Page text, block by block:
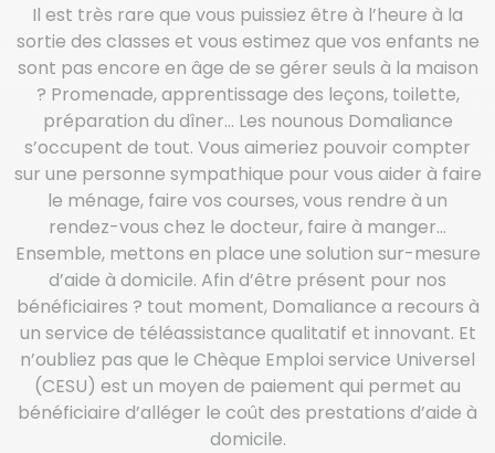
Il est très rare que vous puissiez être à l’heure à la
sortie des classes et vous estimez que vos enfants ne
sont pas encore en âge de se gérer seuls à la maison
? Promenade, apprentissage des leçons, toilette,
préparation du dîner… Les nounous Domaliance
s’occupent de tout. Vous aimeriez pouvoir compter
sur une personne sympathique pour vous aider à faire
le ménage, faire vos courses, vous rendre à un
rendez-vous chez le docteur, faire à manger…
Ensemble, mettons en place une solution sur-mesure
d’aide à domicile. Afin d’être présent pour nos
bénéficiaires ? tout moment, Domaliance a recours à
un service de téléassistance qualitatif et innovant. Et
n’oubliez pas que le Chèque Emploi service Universel
(CESU) est un moyen de paiement qui permet au
bénéficiaire d’alléger le coût des prestations d’aide à
domicile.